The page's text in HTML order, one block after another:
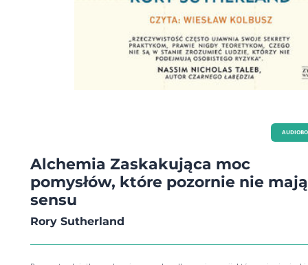
Alchemia Zaskakująca moc
pomysłów, które pozornie nie mają
sensu
Rory Sutherland